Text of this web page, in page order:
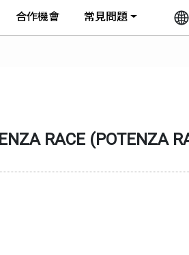
合作機會 常見問題
RACE (POTENZA